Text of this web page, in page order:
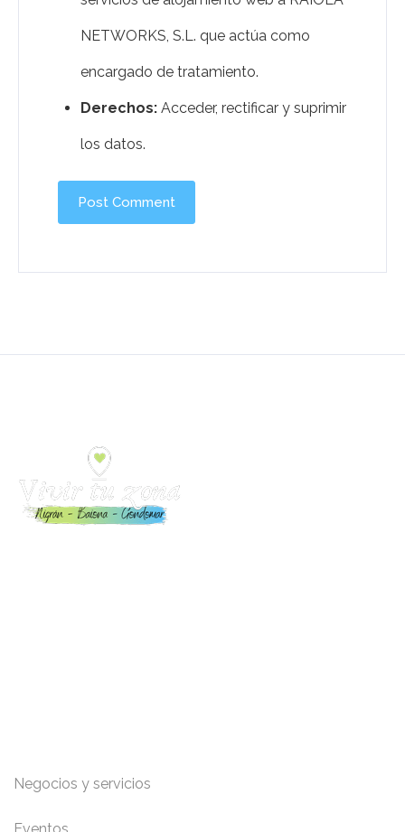
NETWORKS, S.L. que actúa como
encargado de tratamiento.
Derechos:Acceder, rectificar y suprimir
los datos.
Negocios y servicios